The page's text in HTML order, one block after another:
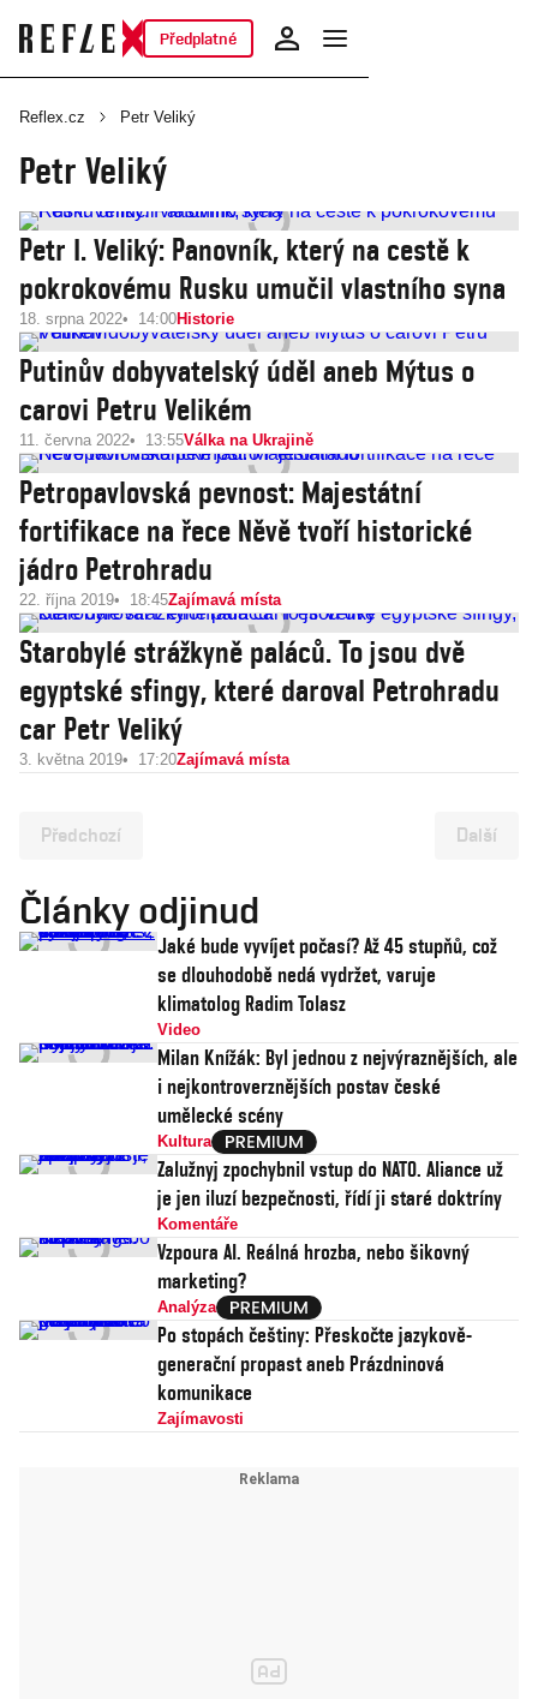
Předplatné
Reflex.cz Petr Veliký
Petr Veliký
Petr I. Veliký: Panovník, který na cestě k
pokrokovému Rusku umučil vlastního syna
18. srpna 2022 14:00Historie
Putinův dobyvatelský úděl aneb Mýtus o
carovi Petru Velikém
11. června 2022 13:55Válka na Ukrajině
Petropavlovská pevnost: Majestátní
fortifikace na řece Něvě tvoří historické
jádro Petrohradu
22. října 2019 18:45Zajímavá místa
Starobylé strážkyně paláců. To jsou dvě
egyptské sfingy, které daroval Petrohradu
car Petr Veliký
3. května 2019 17:20Zajímavá místa
Předchozí Další
Články odjinud
Jaké bude vyvíjet počasí? Až 45 stupňů, což
se dlouhodobě nedá vydržet, varuje
klimatolog Radim Tolasz
Video
Milan Knížák: Byl jednou z nejvýraznějších, ale
i nejkontroverznějších postav české
umělecké scény
Kultura
Zalužnyj zpochybnil vstup do NATO. Aliance už
je jen iluzí bezpečnosti, řídí ji staré doktríny
Komentáře
Vzpoura AI. Reálná hrozba, nebo šikovný
marketing?
Analýza
Po stopách češtiny: Přeskočte jazykově-
generační propast aneb Prázdninová
komunikace
Zajímavosti